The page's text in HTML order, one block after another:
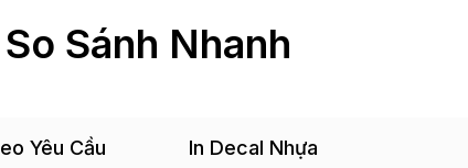
So Sánh Nhanh
Yêu Cầu In Decal Nhựa